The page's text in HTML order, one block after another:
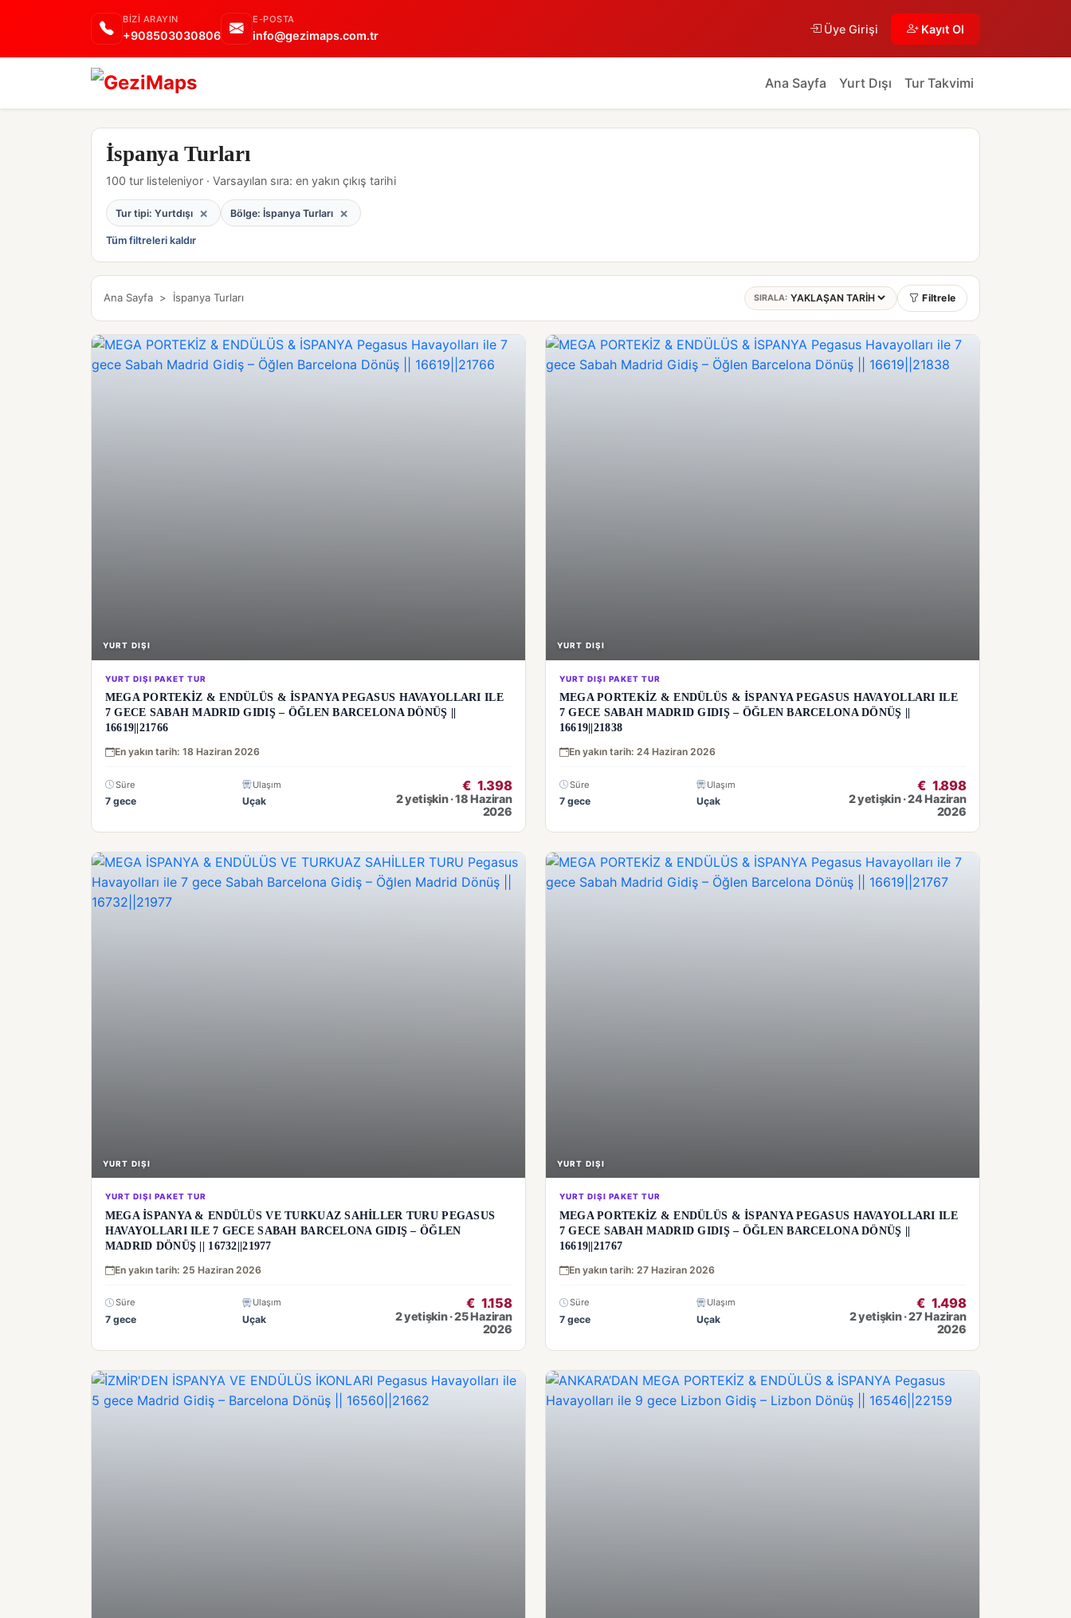
BIZI ARAYIN
+908503030806
E-POSTA
info@gezimaps.com.tr Üye Girişi Kayıt Ol
Ana Sayfa Yurt Dışı Tur Takvimi
İspanya Turları
100 tur listeleniyor · Varsayılan sıra: en yakın çıkış tarihi
Tur tipi: Yurtdışı × Bölge: İspanya Turları ×
Tüm filtreleri kaldır
Ana Sayfa > İspanya Turları SIRALA: Filtrele
YURT DIŞI
YURT DIŞI PAKET TUR
MEGA PORTEKİZ & ENDÜLÜS & İSPANYA PEGASUS HAVAYOLLARI ILE
7 GECE SABAH MADRID GIDIŞ – ÖĞLEN BARCELONA DÖNÜŞ ||
16619||21766
En yakın tarih: 18 Haziran 2026
Süre
7 gece
Ulaşım
Uçak
€ 1.398
2 yetişkin · 18 Haziran
2026
YURT DIŞI
YURT DIŞI PAKET TUR
MEGA PORTEKİZ & ENDÜLÜS & İSPANYA PEGASUS HAVAYOLLARI ILE
7 GECE SABAH MADRID GIDIŞ – ÖĞLEN BARCELONA DÖNÜŞ ||
16619||21838
En yakın tarih: 24 Haziran 2026
Süre
7 gece
Ulaşım
Uçak
€ 1.898
2 yetişkin · 24 Haziran
2026
YURT DIŞI
YURT DIŞI PAKET TUR
MEGA İSPANYA & ENDÜLÜS VE TURKUAZ SAHİLLER TURU PEGASUS
HAVAYOLLARI ILE 7 GECE SABAH BARCELONA GIDIŞ – ÖĞLEN
MADRID DÖNÜŞ || 16732||21977
En yakın tarih: 25 Haziran 2026
Süre
7 gece
Ulaşım
Uçak
€ 1.158
2 yetişkin · 25 Haziran
2026
YURT DIŞI
YURT DIŞI PAKET TUR
MEGA PORTEKİZ & ENDÜLÜS & İSPANYA PEGASUS HAVAYOLLARI ILE
7 GECE SABAH MADRID GIDIŞ – ÖĞLEN BARCELONA DÖNÜŞ ||
16619||21767
En yakın tarih: 27 Haziran 2026
Süre
7 gece
Ulaşım
Uçak
€ 1.498
2 yetişkin · 27 Haziran
2026